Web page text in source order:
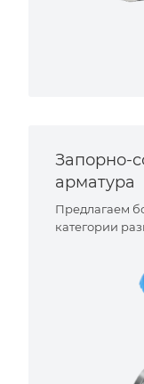
Запорно-
арматура
Предлагаем
категории